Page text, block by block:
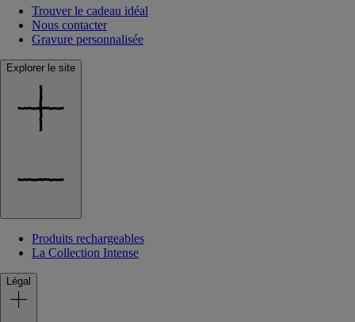
Trouver le cadeau idéal
Nous contacter
Gravure personnalisée
Explorer le site
Produits rechargeables
La Collection Intense
Légal